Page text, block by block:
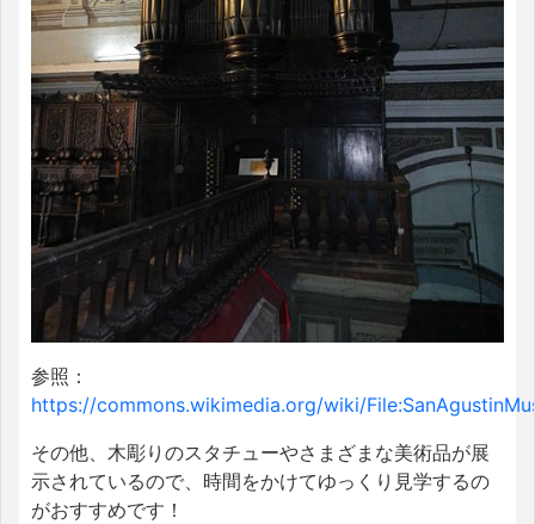
参照：
https://commons.wikimedia.org/wiki/
その他、木彫りのスタチューやさまざまな美術品が展
示されているので、時間をかけてゆっくり見学するの
がおすすめです！